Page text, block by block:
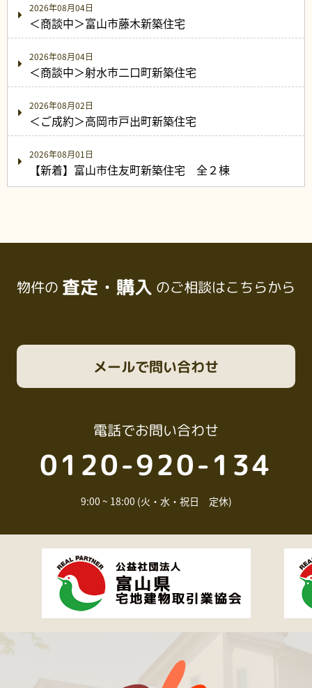
2026年08月04日
＜商談中＞富山市藤木新築住宅
2026年08月04日
＜商談中＞射水市二口町新築住宅
2026年08月02日
＜ご成約＞高岡市戸出町新築住宅
2026年08月01日
【新着】富山市住友町新築住宅 全２棟
物件の 査定・購入 のご相談はこちらから
電話でお問い合わせ
0120-920-134
9:00 ~ 18:00 (火・水・祝日 定休)
メールで問い合わせ